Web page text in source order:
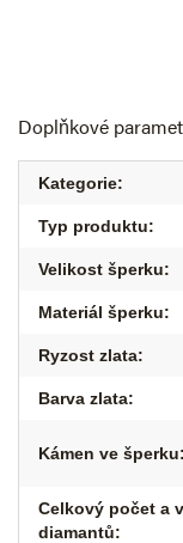
Doplňkové
Kategorie:
Typ produktu:
Velikost šperku:
Materiál šperku:
Ryzost zlata:
Barva zlata:
Kámen ve šperku:
Celkový počet a
diamantů: